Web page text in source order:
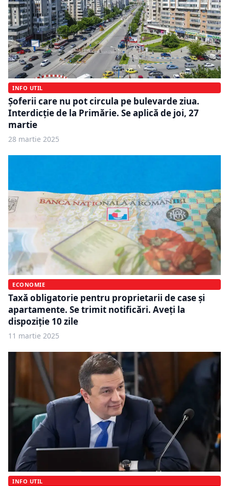
INFO UTIL
Șoferii care nu pot circula pe bulevarde ziua.
Interdicție de la Primărie. Se aplică de joi, 27
martie
28 martie 2025
ECONOMIE
Taxă obligatorie pentru proprietarii de case și
apartamente. Se trimit notificări. Aveți la
dispoziție 10 zile
11 martie 2025
INFO UTIL